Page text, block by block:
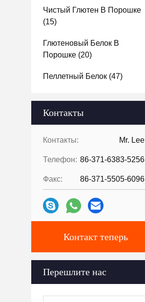
Чистый Глютен В Порошке
(15)
Глютеновый Белок В
Порошке (20)
Пеллетный Белок (47)
Контакты
Контакты: Mr. Lee
Телефон: 86-371-6383-5256
Факс: 86-371-5505-6096
Контакт теперь
Перешлите нас